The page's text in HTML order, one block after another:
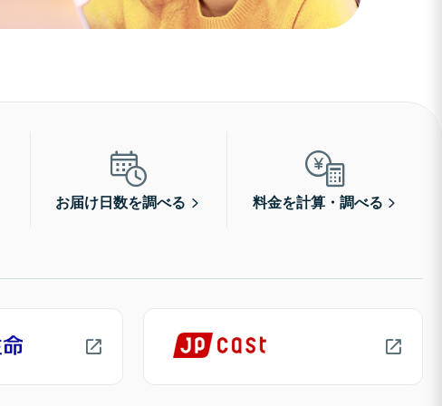
お届け日数を調べる 料金を計算・調べる